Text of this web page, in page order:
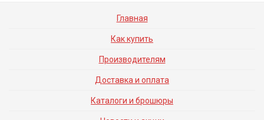
Главная
Как купить
Производителям
Доставка и оплата
Каталоги и брошюры